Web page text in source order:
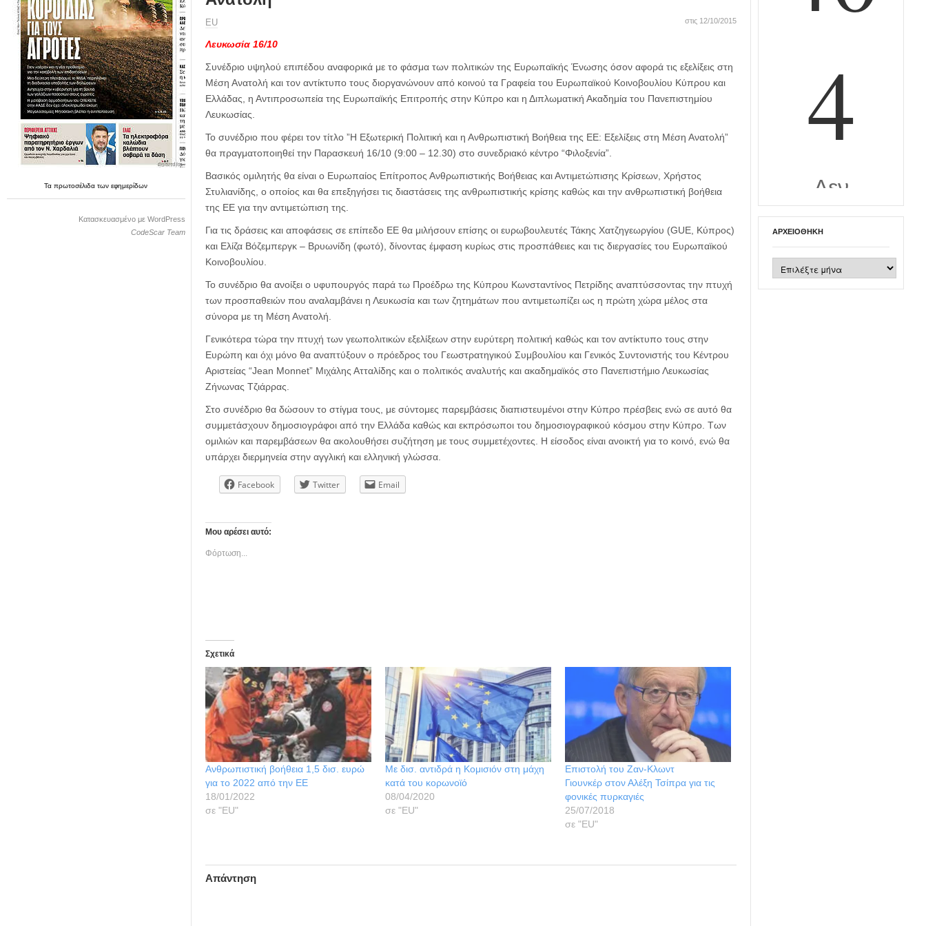
Ταπρωτοσέλιδατωνεφημερίδων
Κατασκευασμένο με WordPress
CodeScar Team
ΕU στις 12/10/2015
Λευκωσία 16/10
Συνέδριο υψηλού επιπέδου αναφορικά με το φάσμα των πολιτικών της Ευρωπαϊκής Ένωσης όσον αφορά τις εξελίξεις στη
Μέση Ανατολή και τον αντίκτυπο τους διοργανώνουν από κοινού τα Γραφεία του Ευρωπαϊκού Κοινοβουλίου Κύπρου και
Ελλάδας, η Αντιπροσωπεία της Ευρωπαϊκής Επιτροπής στην Κύπρο και η Διπλωματική Ακαδημία του Πανεπιστημίου
Λευκωσίας.
Το συνέδριο που φέρει τον τίτλο ”Η Εξωτερική Πολιτική και η Ανθρωπιστική Βοήθεια της ΕΕ: Εξελίξεις στη Μέση Ανατολή”
θα πραγματοποιηθεί την Παρασκευή 16/10 (9:00 – 12.30) στο συνεδριακό κέντρο “Φιλοξενία”.
Βασικός ομιλητής θα είναι ο Ευρωπαίος Επίτροπος Ανθρωπιστικής Βοήθειας και Αντιμετώπισης Κρίσεων, Χρήστος
Στυλιανίδης, ο οποίος και θα επεξηγήσει τις διαστάσεις της ανθρωπιστικής κρίσης καθώς και την ανθρωπιστική βοήθεια
της ΕΕ για την αντιμετώπιση της.
Για τις δράσεις και αποφάσεις σε επίπεδο ΕΕ θα μιλήσουν επίσης οι ευρωβουλευτές Τάκης Χατζηγεωργίου (GUE, Κύπρος)
και Ελίζα Βόζεμπεργκ – Βρυωνίδη (φωτό), δίνοντας έμφαση κυρίως στις προσπάθειες και τις διεργασίες του Ευρωπαϊκού
Κοινοβουλίου.
Το συνέδριο θα ανοίξει ο υφυπουργός παρά τω Προέδρω της Κύπρου Κωνσταντίνος Πετρίδης αναπτύσσοντας την πτυχή
των προσπαθειών που αναλαμβάνει η Λευκωσία και των ζητημάτων που αντιμετωπίζει ως η πρώτη χώρα μέλος στα
σύνορα με τη Μέση Ανατολή.
Γενικότερα τώρα την πτυχή των γεωπολιτικών εξελίξεων στην ευρύτερη πολιτική καθώς και τον αντίκτυπο τους στην
Ευρώπη και όχι μόνο θα αναπτύξουν ο πρόεδρος του Γεωστρατηγικού Συμβουλίου και Γενικός Συντονιστής του Κέντρου
Αριστείας “Jean Monnet” Μιχάλης Ατταλίδης και ο πολιτικός αναλυτής και ακαδημαϊκός στο Πανεπιστήμιο Λευκωσίας
Ζήνωνας Τζιάρρας.
Στο συνέδριο θα δώσουν το στίγμα τους, με σύντομες παρεμβάσεις διαπιστευμένοι στην Κύπρο πρέσβεις ενώ σε αυτό θα
συμμετάσχουν δημοσιογράφοι από την Ελλάδα καθώς και εκπρόσωποι του δημοσιογραφικού κόσμου στην Κύπρο. Των
ομιλιών και παρεμβάσεων θα ακολουθήσει συζήτηση με τους συμμετέχοντες. Η είσοδος είναι ανοικτή για το κοινό, ενώ θα
υπάρχει διερμηνεία στην αγγλική και ελληνική γλώσσα.
Facebook Twitter Email
Μου αρέσει αυτό:
Φόρτωση...
Σχετικά
Ανθρωπιστική βοήθεια 1,5 δισ. ευρώ
για το 2022 από την ΕΕ
18/01/2022
σε "ΕU"
Με δισ. αντιδρά η Κομισιόν στη μάχη
κατά του κορωνοϊό
08/04/2020
σε "ΕU"
Επιστολή του Ζαν-Κλωντ
Γιουνκέρ στον Αλέξη Τσίπρα για τις
φονικές πυρκαγιές
25/07/2018
σε "ΕU"
Απάντηση
ΑΡΧΕΙΟΘΉΚΗ